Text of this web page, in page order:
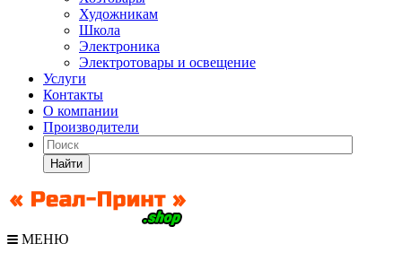
Художникам
Школа
Электроника
Электротовары и освещение
Услуги
Контакты
О компании
Производители
Найти
МЕНЮ